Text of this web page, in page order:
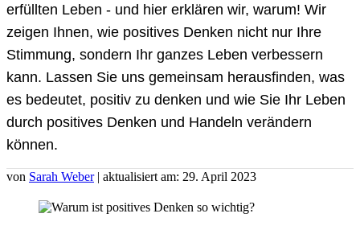
erfüllten Leben - und hier erklären wir, warum! Wir
zeigen Ihnen, wie positives Denken nicht nur Ihre
Stimmung, sondern Ihr ganzes Leben verbessern
kann. Lassen Sie uns gemeinsam herausfinden, was
es bedeutet, positiv zu denken und wie Sie Ihr Leben
durch positives Denken und Handeln verändern
können.
von Sarah Weber | aktualisiert am: 29. April 2023